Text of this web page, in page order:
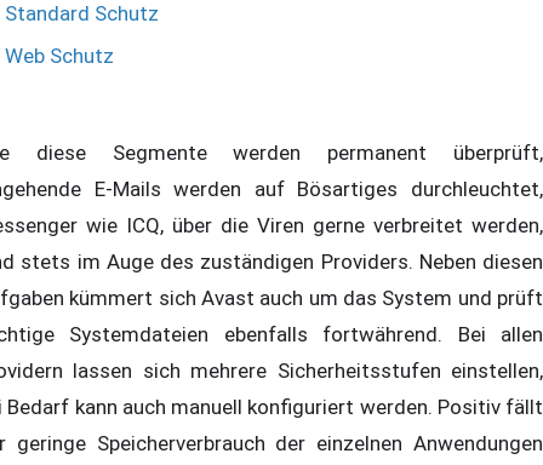
Standard Schutz
Web Schutz
diese Segmente werden permanent überprüft,
E-Mails werden auf Bösartiges durchleuchtet,
wie ICQ, über die Viren gerne verbreitet werden,
stets im Auge des zuständigen Providers. Neben diesen
kümmert sich Avast auch um das System und prüft
Systemdateien ebenfalls fortwährend. Bei allen
lassen sich mehrere Sicherheitsstufen einstellen,
Bedarf kann auch manuell konfiguriert werden. Positiv fällt
geringe Speicherverbrauch der einzelnen Anwendungen